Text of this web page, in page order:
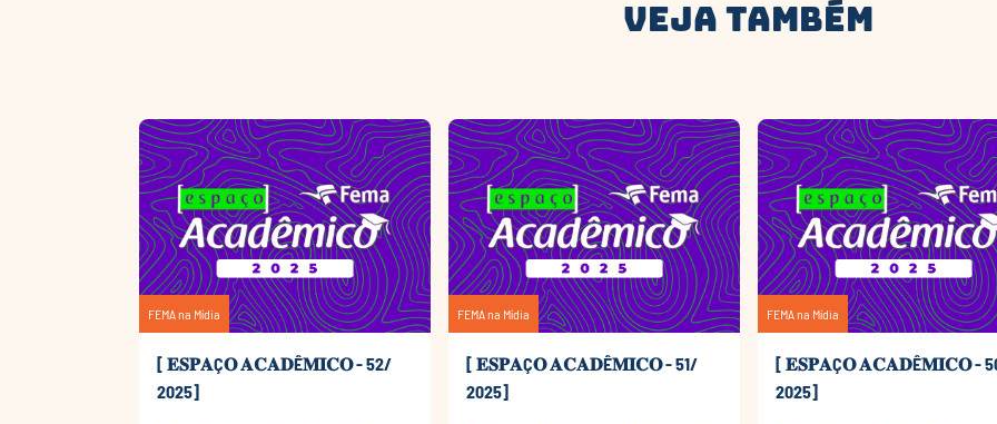
Veja Também
FEMA na Mídia
[ 𝐄𝐒𝐏𝐀Ç𝐎 𝐀𝐂𝐀𝐃Ê𝐌𝐈𝐂𝐎 - 52/
2025]
FEMA na Mídia
[ 𝐄𝐒𝐏𝐀Ç𝐎 𝐀𝐂𝐀𝐃Ê𝐌𝐈𝐂𝐎 - 51/
2025]
FEMA na Mídia
[ 𝐄𝐒𝐏𝐀Ç𝐎 𝐀𝐂𝐀𝐃Ê𝐌𝐈𝐂𝐎 -
2025]